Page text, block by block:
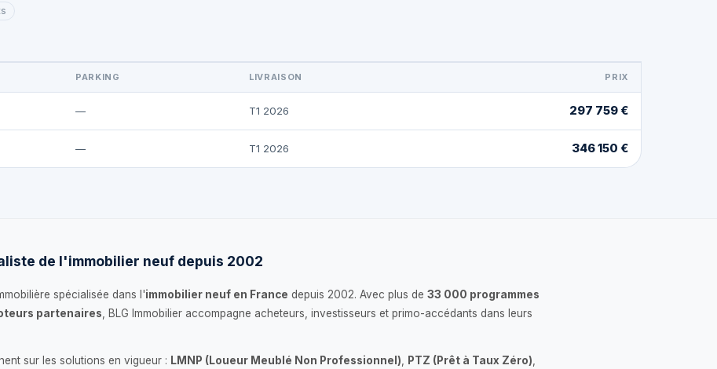
PARKING LIVRAISON PRIX
— T1 2026 297 759 €
— T1 2026 346 150 €
de l'immobilier neuf depuis 2002
spécialisée dans l'immobilier neuf en France depuis 2002. Avec plus de 33 000 programmes
partenaires , BLG Immobilier accompagne acheteurs, investisseurs et primo-accédants dans leurs
sur les solutions en vigueur : LMNP (Loueur Meublé Non Professionnel) PTZ (Prêt à Taux Zéro)